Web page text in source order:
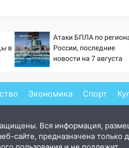
в
Атаки БПЛА по
России, последние
новости на 7 августа
состояние
Экономика Спорт
Вся информация,
сайте, предназначена только